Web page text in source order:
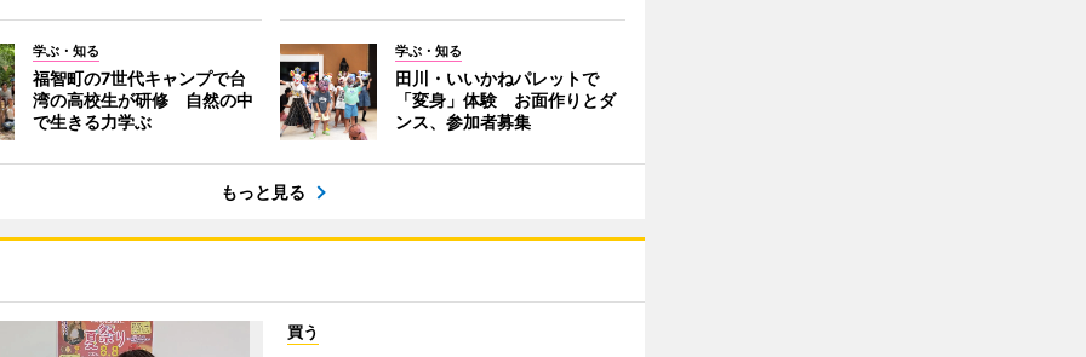
学ぶ・知る
福智町の7世代キャンプで台
湾の高校生が研修 自然の中
で生きる力学ぶ
学ぶ・知る
田川・いいかねパレットで
「変身」体験 お面作りとダ
ンス、参加者募集
もっと見る
買う